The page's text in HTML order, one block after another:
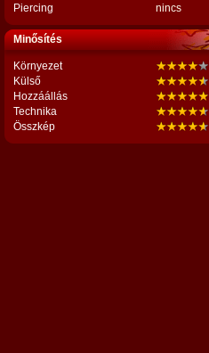
Piercing
nincs
Minősítés
Környezet
Külső
Hozzáállás
Technika
Összkép